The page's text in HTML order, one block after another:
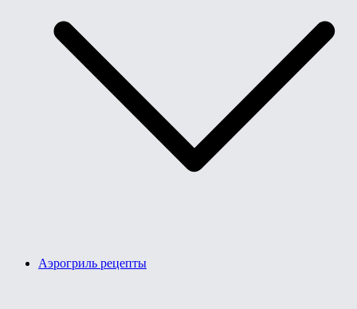
Аэрогриль рецепты